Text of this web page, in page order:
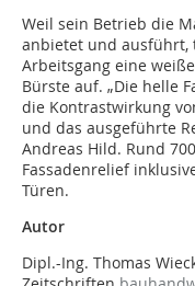
Weil sein Betrieb die
anbietet und ausführt,
Arbeitsgang eine
Bürste auf. „Die helle
die Kontrastwirkung
und das ausgeführte
Andreas Hild. Rund
Fassadenrelief
Türen.
Autor
Dipl.-Ing. Thomas